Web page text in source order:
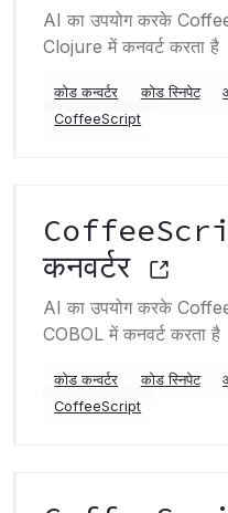
AI का उपयोग करके
Clojure में कनवर्ट करता है
कोड कन्वर्टर कोड स्निपेट
CoffeeScript
कनवर्टर
AI का उपयोग करके
COBOL में कनवर्ट करता है
कोड कन्वर्टर कोड स्निपेट
CoffeeScript